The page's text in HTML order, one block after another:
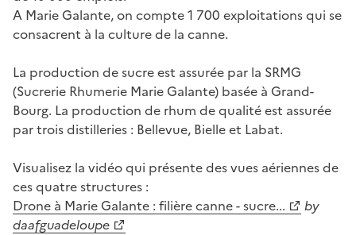
A Marie Galante, on compte 1 700 exploitations qui se
consacrent à la culture de la canne.
La production de sucre est assurée par la SRMG
(Sucrerie Rhumerie Marie Galante) basée à Grand-
Bourg. La production de rhum de qualité est assurée
par trois distilleries : Bellevue, Bielle et Labat.
Visualisez la vidéo qui présente des vues aériennes de
ces quatre structures :
Drone à Marie Galante : filière canne - sucre...
by
daafguadeloupe